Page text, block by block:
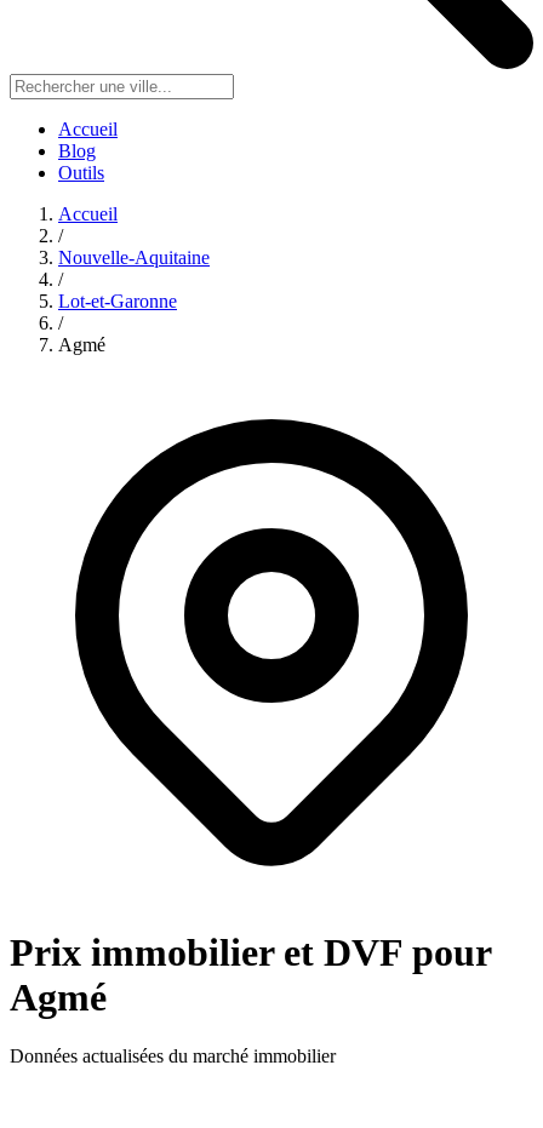
Accueil
Blog
Outils
Accueil
/
Nouvelle-Aquitaine
/
Lot-et-Garonne
/
Agmé
Prix immobilier et DVF pour
Agmé
Données actualisées du marché immobilier